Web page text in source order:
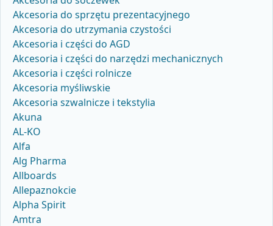
Akcesoria do sprzętu prezentacyjnego
Akcesoria do utrzymania czystości
Akcesoria i części do AGD
Akcesoria i części do narzędzi mechanicznych
Akcesoria i części rolnicze
Akcesoria myśliwskie
Akcesoria szwalnicze i tekstylia
Akuna
AL-KO
Alfa
Alg Pharma
Allboards
Allepaznokcie
Alpha Spirit
Amtra